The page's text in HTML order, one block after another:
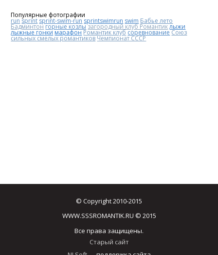
Популярные фотографии
run sprint sprint-swim-run sprintswimrun swim Бабье лето
Бадминтонгорные козлы загородный клуб Романтиклыжи
лыжные гонки марафонРомантик клубсоревнованиеСоюз
сильных смелых романтиковЧемпионат СССР
© Copyright 2010-2015
WWW.SSSROMANTIK.RU © 2015
Все права защищены.
Старый сайт